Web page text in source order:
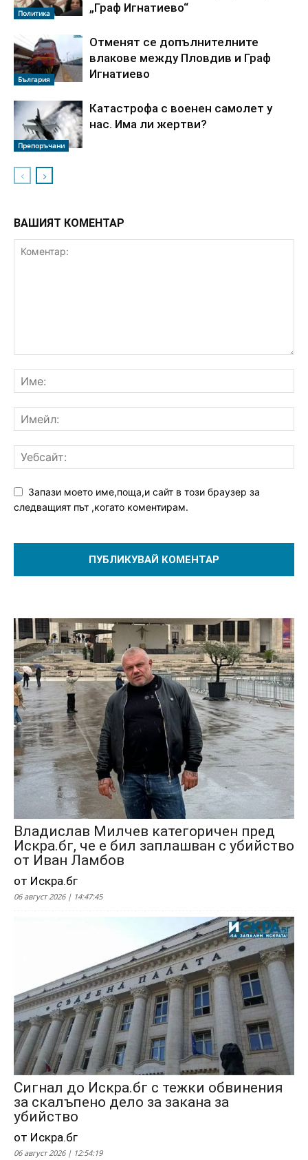
Политика
„Граф Игнатиево“
България
Отменят се допълнителните
влакове между Пловдив и Граф
Игнатиево
Препоръчани
Катастрофа с военен самолет у
нас. Има ли жертви?
ВАШИЯТ КОМЕНТАР
Запази моето име,поща,и сайт в този браузер за
следващият път ,когато коментирам.
Владислав Милчев категоричен пред
Искра.бг, че е бил заплашван с убийство
от Иван Ламбов
от Искра.бг
06 август 2026 | 14:47:45
Сигнал до Искра.бг с тежки обвинения
за скалъпено дело за закана за
убийство
от Искра.бг
06 август 2026 | 12:54:19